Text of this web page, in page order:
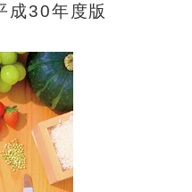
成30年度版